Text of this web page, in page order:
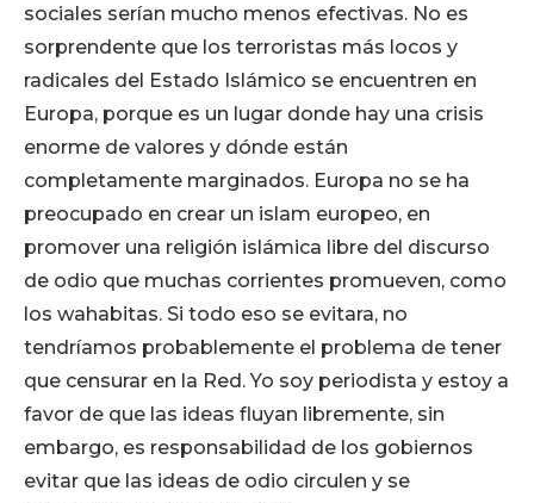
sociales serían mucho menos efectivas. No es
sorprendente que los terroristas más locos y
radicales del Estado Islámico se encuentren en
Europa, porque es un lugar donde hay una crisis
enorme de valores y dónde están
completamente marginados. Europa no se ha
preocupado en crear un islam europeo, en
promover una religión islámica libre del discurso
de odio que muchas corrientes promueven, como
los wahabitas. Si todo eso se evitara, no
tendríamos probablemente el problema de tener
que censurar en la Red. Yo soy periodista y estoy a
favor de que las ideas fluyan libremente, sin
embargo, es responsabilidad de los gobiernos
evitar que las ideas de odio circulen y se